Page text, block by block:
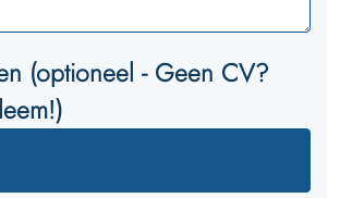
(optioneel - Geen CV?